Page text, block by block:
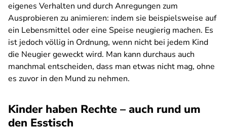
eigenes Verhalten und durch Anregungen zum
Ausprobieren zu animieren: indem sie beispielsweise auf
ein Lebensmittel oder eine Speise neugierig machen. Es
ist jedoch völlig in Ordnung, wenn nicht bei jedem Kind
die Neugier geweckt wird. Man kann durchaus auch
manchmal entscheiden, dass man etwas nicht mag, ohne
es zuvor in den Mund zu nehmen.
Kinder haben Rechte – auch rund um
den Esstisch